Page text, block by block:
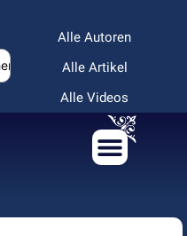
Alle Autoren
Alle Artikel
Alle Videos